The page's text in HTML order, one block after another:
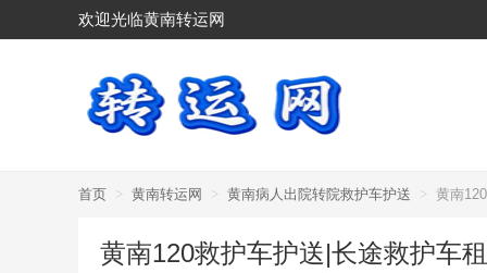
欢迎光临黄南转运网
首页 > 黄南转运网 > 黄南病人出院转院救护车护送 > 黄南
黄南120救护车护送|长途救护车